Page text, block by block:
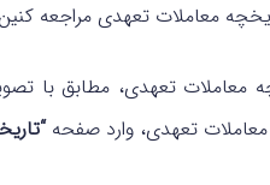
معاملات تعهدی مراجعه
معاملات تعهدی، مطابق با
تعهدی، وارد صفحه